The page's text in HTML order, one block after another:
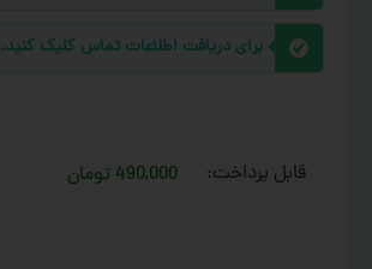
برای دریافت اطلاعات تماس کلیک کنید.
قابل پرداخت: 490,000 تومان